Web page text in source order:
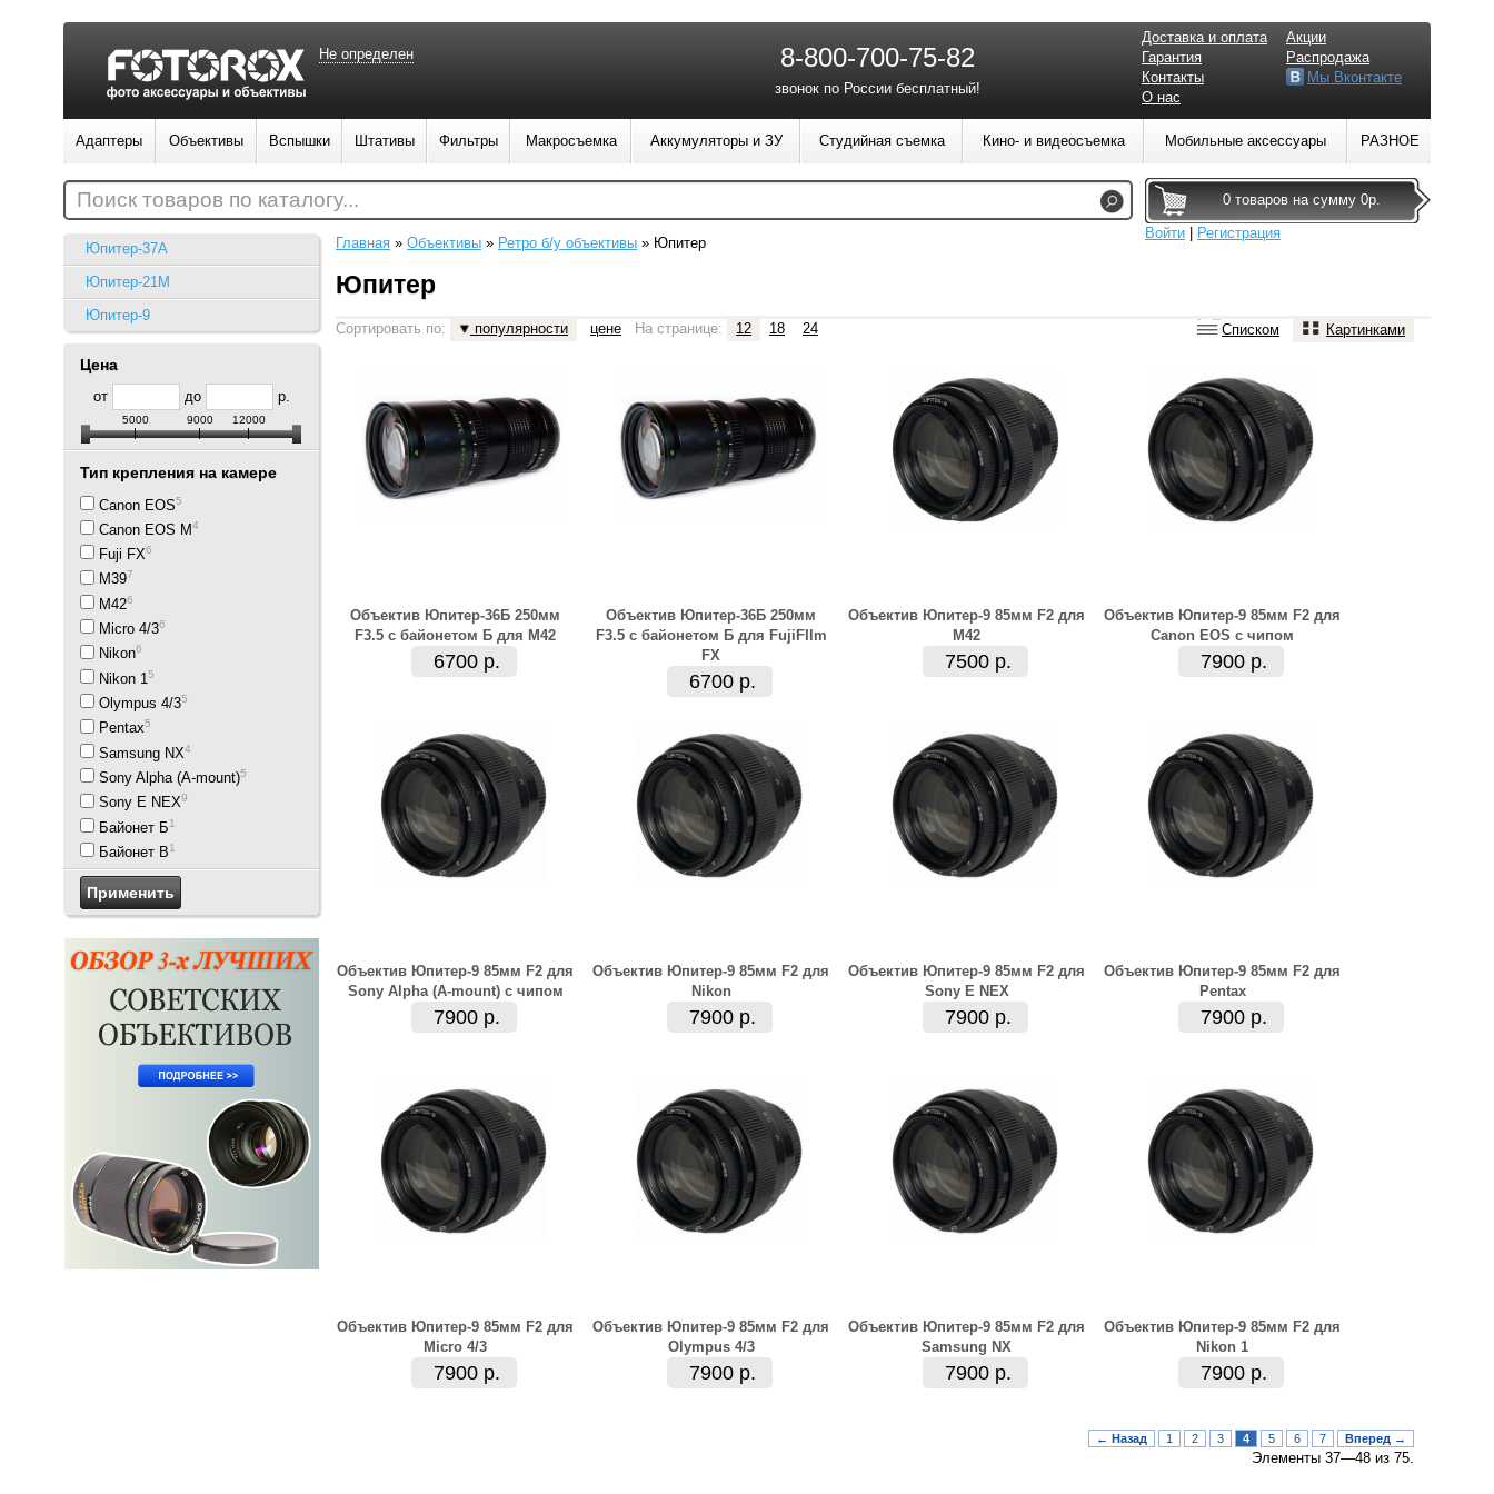
Юпитер-37А
Юпитер-21М
Юпитер-9
Цена
от до р.
5000 9000 12000
Тип крепления на камере
Canon EOS5
Canon EOS M4
Fuji FX6
M397
M426
Micro 4/36
Nikon6
Nikon 15
Olympus 4/35
Pentax5
Samsung NX4
Sony Alpha (A-mount)5
Sony E NEX9
Байонет Б1
Байонет В1
Главная » Объективы » Ретро б/у объективы » Юпитер
Юпитер
Сортировать по: популярности цене На странице: 12 18 24 Списком Картинками
Объектив Юпитер-36Б 250мм
F3.5 с байонетом Б для М42
6700 р.
Объектив Юпитер-36Б 250мм
F3.5 с байонетом Б для FujiFIlm
FX
6700 р.
Объектив Юпитер-9 85мм F2 для
M42
7500 р.
Объектив Юпитер-9 85мм F2 для
Canon EOS с чипом
7900 р.
Объектив Юпитер-9 85мм F2 для
Sony Alpha (A-mount) с чипом
7900 р.
Объектив Юпитер-9 85мм F2 для
Nikon
7900 р.
Объектив Юпитер-9 85мм F2 для
Sony E NEX
7900 р.
Объектив Юпитер-9 85мм F2 для
Pentax
7900 р.
Объектив Юпитер-9 85мм F2 для
Micro 4/3
7900 р.
Объектив Юпитер-9 85мм F2 для
Olympus 4/3
7900 р.
Объектив Юпитер-9 85мм F2 для
Samsung NX
7900 р.
Объектив Юпитер-9 85мм F2 для
Nikon 1
7900 р.
← Назад 1 2 3 4 5 6 7 Вперед →
Элементы 37—48 из 75.
Не определен 8-800-700-75-82
звонок по России бесплатный!
Доставка и оплата
Гарантия
Контакты
О нас
Акции
Распродажа
Мы Вконтакте
Адаптеры Объективы Вспышки Штативы Фильтры Макросъемка Аккумуляторы и ЗУ Студийная съемка Кино- и видеосъемка Мобильные аксессуары РАЗНОЕ
0 товаров на сумму 0р.
Войти
Регистрация
Поиск товаров по каталогу...